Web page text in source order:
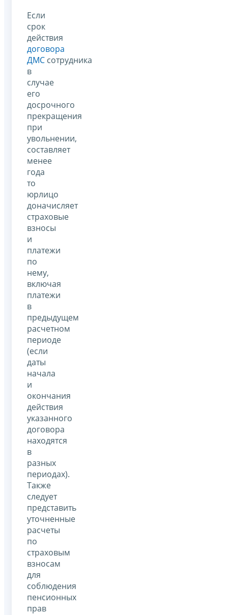
Если
срок
действия
договора
ДМС сотрудника
в
случае
его
досрочного
прекращения
при
увольнении,
составляет
менее
года
то
юрлицо
доначисляет
страховые
взносы
и
платежи
по
нему,
включая
платежи
в
предыдущем
расчетном
периоде
(если
даты
начала
и
окончания
действия
указанного
договора
находятся
в
разных
периодах).
Также
следует
представить
уточненные
расчеты
по
страховым
взносам
для
соблюдения
пенсионных
прав